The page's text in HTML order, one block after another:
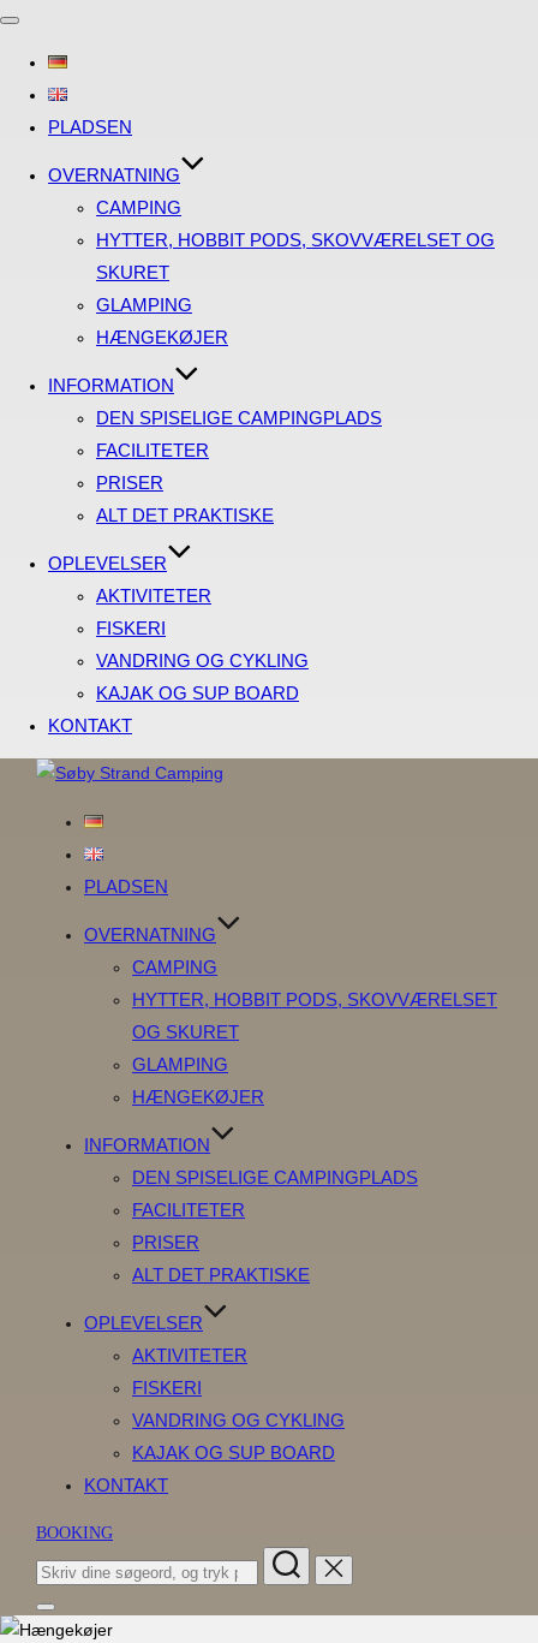
Slå
til/fra
PLADSEN
OVERNATNING
CAMPING
HYTTER, HOBBIT PODS, SKOVVÆRELSET OG
SKURET
GLAMPING
HÆNGEKØJER
INFORMATION
DEN SPISELIGE CAMPINGPLADS
FACILITETER
PRISER
ALT DET PRAKTISKE
OPLEVELSER
AKTIVITETER
FISKERI
VANDRING OG CYKLING
KAJAK OG SUP BOARD
KONTAKT
Videre
PLADSEN
OVERNATNING
CAMPING
HYTTER, HOBBIT PODS, SKOVVÆRELSET
OG SKURET
GLAMPING
HÆNGEKØJER
INFORMATION
DEN SPISELIGE CAMPINGPLADS
FACILITETER
PRISER
ALT DET PRAKTISKE
OPLEVELSER
AKTIVITETER
FISKERI
VANDRING OG CYKLING
KAJAK OG SUP BOARD
KONTAKT
BOOKING
Søg
efter:
Slå
navigation